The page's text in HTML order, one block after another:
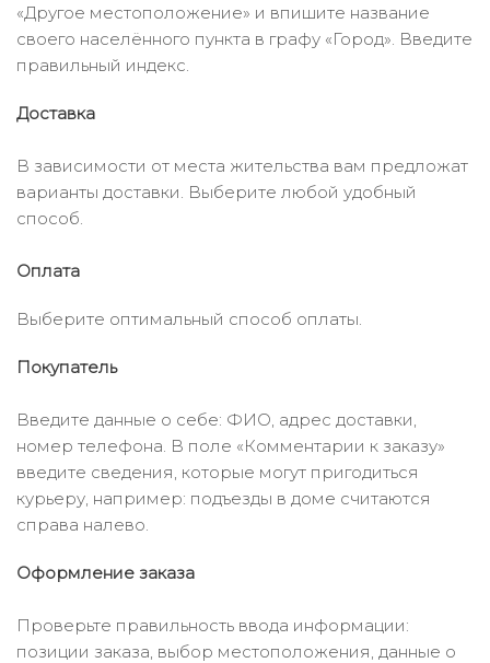
«Другое местоположение» и впишите название
своего населённого пункта в графу «Город». Введите
правильный индекс.
Доставка
В зависимости от места жительства вам предложат
варианты доставки. Выберите любой удобный
способ.
Оплата
Выберите оптимальный способ оплаты.
Покупатель
Введите данные о себе: ФИО, адрес доставки,
номер телефона. В поле «Комментарии к заказу»
введите сведения, которые могут пригодиться
курьеру, например: подъезды в доме считаются
справа налево.
Оформление заказа
Проверьте правильность ввода информации:
позиции заказа, выбор местоположения, данные о